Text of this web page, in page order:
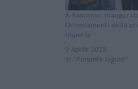
A Sanremo
Orientamenti della
Imperia
9 Aprile 2025
In "Ponente Ligure"